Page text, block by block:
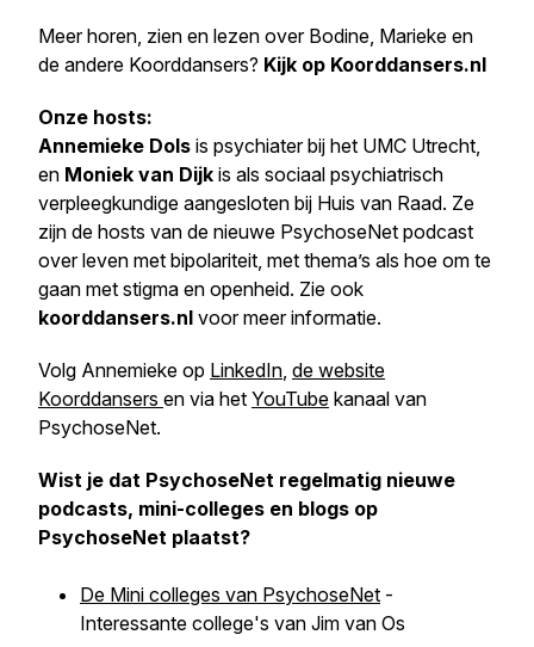
Meer horen, zien en lezen over Bodine, Marieke en
de andere Koorddansers? Kijk op Koorddansers.nl
Onze hosts:
Annemieke Dols is psychiater bij het UMC Utrecht,
en Moniek van Dijk is als sociaal psychiatrisch
verpleegkundige aangesloten bij Huis van Raad. Ze
zijn de hosts van de nieuwe PsychoseNet podcast
over leven met bipolariteit, met thema’s als hoe om te
gaan met stigma en openheid. Zie ook
koorddansers.nl voor meer informatie.
Volg Annemieke op LinkedIn, de website
Koorddansers en via het YouTube kanaal van
PsychoseNet.
Wist je dat PsychoseNet regelmatig nieuwe
podcasts, mini-colleges en blogs op
PsychoseNet plaatst?
De Mini colleges van PsychoseNet -
Interessante college's van Jim van Os